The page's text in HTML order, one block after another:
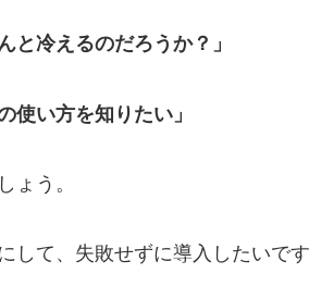
と冷えるのだろうか？」
使い方を知りたい」
ょう。
して、失敗せずに導入したいです